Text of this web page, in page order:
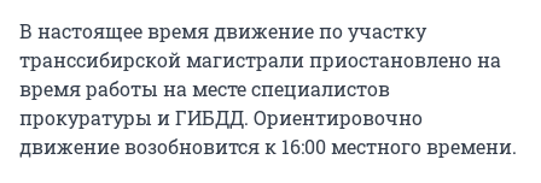
В настоящее время движение по участку
транссибирской магистрали приостановлено на
время работы на месте специалистов
прокуратуры и ГИБДД. Ориентировочно
движение возобновится к 16:00 местного времени.